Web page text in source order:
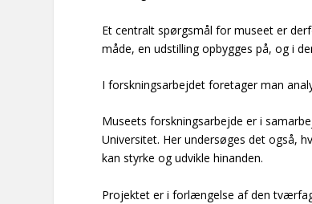
Et centralt spørgsmål for museet er
måde, en udstilling opbygges på, og i
I forskningsarbejdet foretager man
Museets forskningsarbejde er i
Universitet. Her undersøges det også,
kan styrke og udvikle hinanden.
Projektet er i forlængelse af den